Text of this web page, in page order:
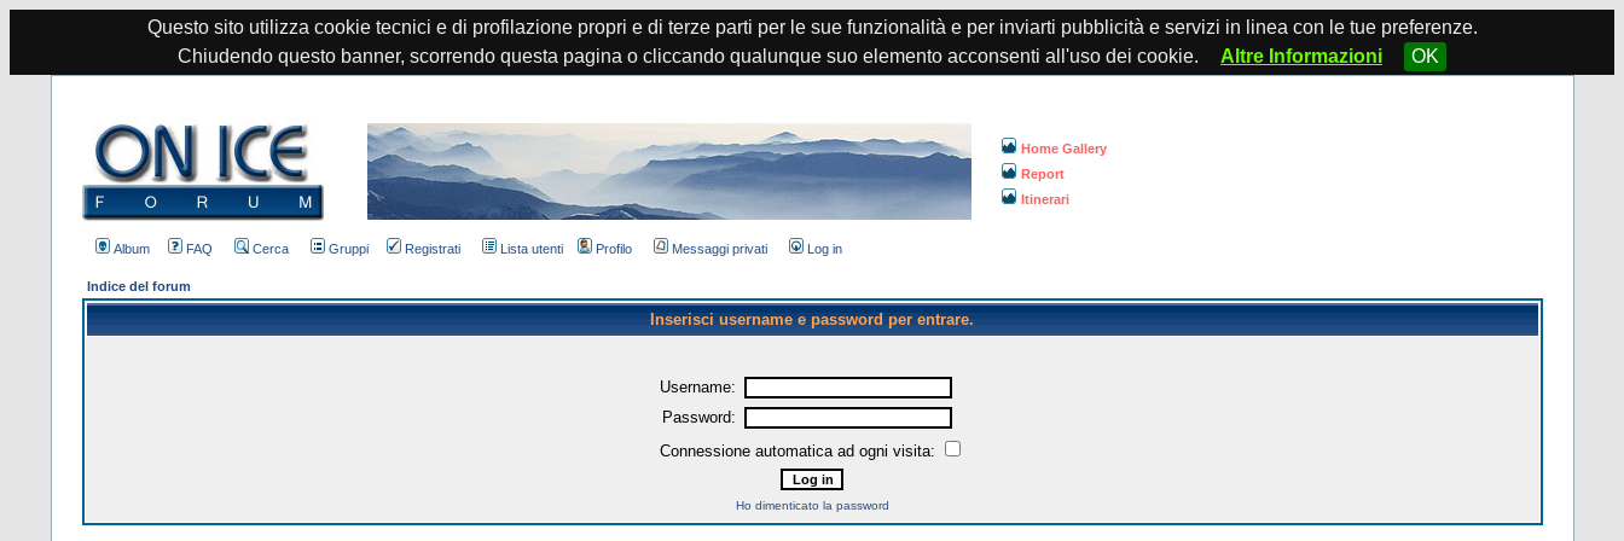
Questo sito utilizza cookie tecnici e di profilazione propri e di terze parti per le sue funzionalità e per inviarti pubblicità e servizi in linea con le tue preferenze.
Chiudendo questo banner, scorrendo questa pagina o cliccando qualunque suo elemento acconsenti all'uso dei cookie.
Altre Informazioni OK
Home Gallery
Report
Itinerari
Album FAQ Cerca Gruppi Registrati Lista utenti Profilo Messaggi privati Log in
Indice del forum
Inserisci username e password per entrare.
Username:
Password:
Connessione automatica ad ogni visita:
Ho dimenticato la password